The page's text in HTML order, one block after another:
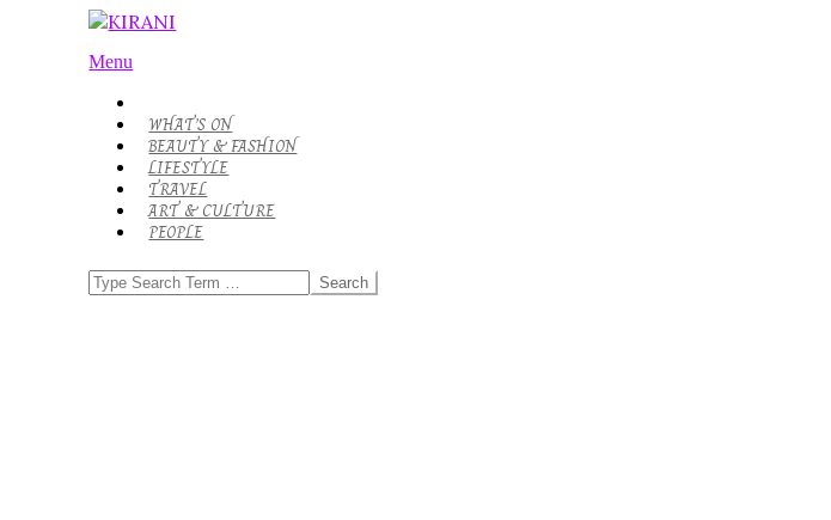
Primary
Menu
Menu
WHAT’S ON
BEAUTY & FASHION
LIFESTYLE
TRAVEL
ART & CULTURE
PEOPLE
Search